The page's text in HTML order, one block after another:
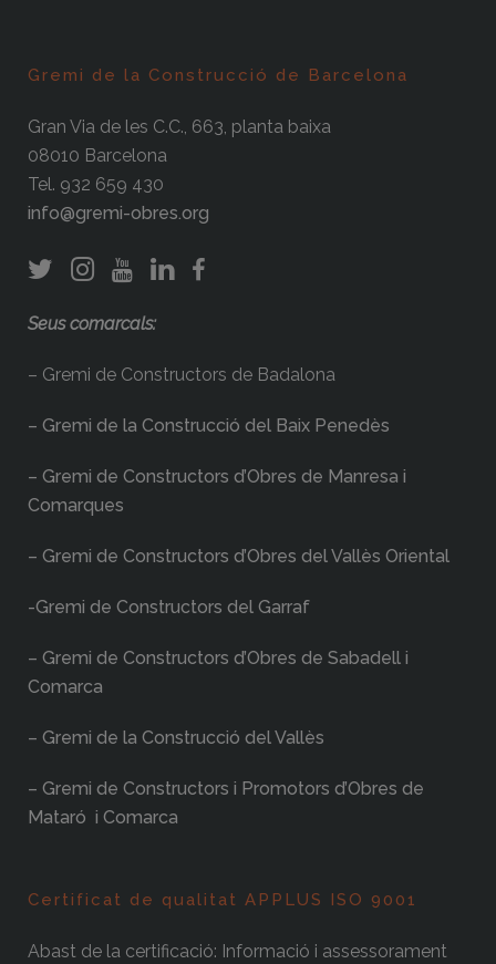
Gremi de la Construcció de Barcelona
Gran Via de les C.C., 663, planta baixa
08010 Barcelona
Tel. 932 659 430
info@gremi-obres.org
Seus comarcals:
– Gremi de Constructors de Badalona
– Gremi de la Construcció del Baix Penedès
– Gremi de Constructors d’Obres de Manresa i
Comarques
– Gremi de Constructors d’Obres del Vallès Oriental
-Gremi de Constructors del Garraf
– Gremi de Constructors d’Obres de Sabadell i
Comarca
– Gremi de la Construcció del Vallès
– Gremi de Constructors i Promotors d’Obres de
Mataró i Comarca
Certificat de qualitat APPLUS ISO 9001
Abast de la certificació: Informació i assessorament